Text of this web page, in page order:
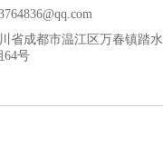
省成都市温江区万春镇踏水
64号